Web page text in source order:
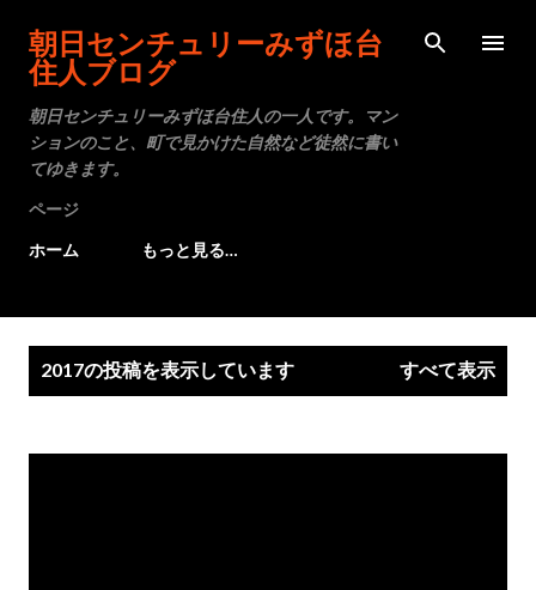
スキップしてメイン コンテンツに移動
朝日センチュリーみずほ台
住人ブログ
朝日センチュリーみずほ台住人の一人です。マン
ションのこと、町で見かけた自然など徒然に書い
てゆきます。
ページ
ホーム
もっと見る…
2017の投稿を表示しています すべて表示